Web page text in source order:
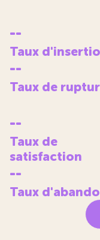
--
Taux
--
Taux de
--
Taux de
satisfaction
--
Taux